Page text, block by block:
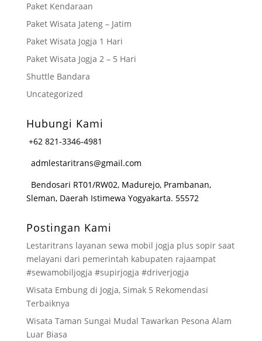
Paket Kendaraan
Paket Wisata Jateng – Jatim
Paket Wisata Jogja 1 Hari
Paket Wisata Jogja 2 – 5 Hari
Shuttle Bandara
Uncategorized
Hubungi Kami
+62 821-3346-4981
admlestaritrans@gmail.com
Bendosari RT01/RW02, Madurejo, Prambanan,
Sleman, Daerah Istimewa Yogyakarta. 55572
Postingan Kami
Lestaritrans layanan sewa mobil jogja plus sopir saat
melayani dari pemerintah kabupaten rajaampat
#sewamobiljogja #supirjogja #driverjogja
Wisata Embung di Jogja, Simak 5 Rekomendasi
Terbaiknya
Wisata Taman Sungai Mudal Tawarkan Pesona Alam
Luar Biasa